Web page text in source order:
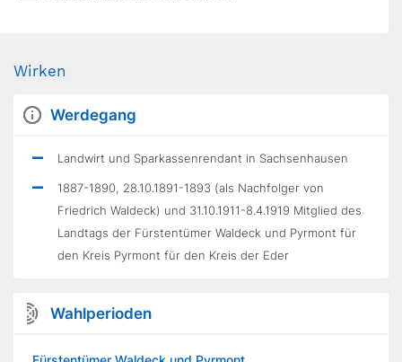
Wirken
Werdegang
Landwirt und Sparkassenrendant in Sachsenhausen
1887-1890, 28.10.1891-1893 (als Nachfolger von
Friedrich Waldeck) und 31.10.1911-8.4.1919 Mitglied des
Landtags der Fürstentümer Waldeck und Pyrmont für
den Kreis Pyrmont für den Kreis der Eder
Wahlperioden